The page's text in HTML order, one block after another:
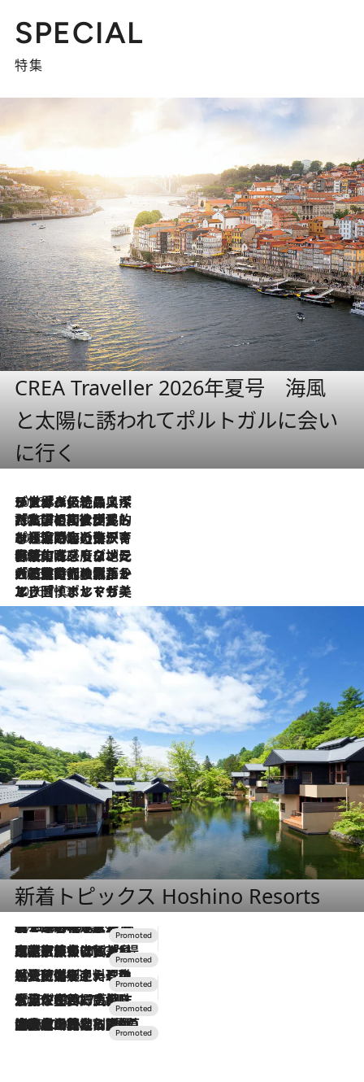
SPECIAL
特集
CREA Traveller 2026年夏号 海風
と太陽に誘われてポルトガルに会い
に行く
2026.8.8
リスボンの絶品スイーツ「パステル・デ・ナタ」とは？ポルトガル伝統の奥深い世界へ
2026.7.27
「私の祖国はポルトガル語です」国民的詩人フェルナンド・ペソアと、彼が愛した文学の街を歩く
2026.7.26
ポルトガル近海が育む極上の海の幸。キリリと冷えた白ワインと愉しむ、シーフード専門店の贅沢
2026.7.22
伝統の味をモダンに昇華。高感度な地元客が集う、リスボンの最旬ガストロノミー
2026.7.21
大航海時代の栄華から、震災、独裁、そして革命へ。ポルトガル・首都リスボンの石畳に刻まれた「歴史の光と影」
2026.7.13
エッセイ・ヤマザキマリ「慎ましくも美しき国 ポルトガル」
新着トピックス Hoshino Resorts
2026.8.7
【トンボの足水浴】ヒノキの香りに包まれて涼感マックス！約13℃の湧水かけ流しを避暑地「星野温泉 トンボの湯」で体験
2026.7.31
【ホテル帰省】という選択肢をOMOが提案。家族とほどよい距離を保つには「昼は実家、夜は気兼ねなくホテルで！」
2026.7.24
【夏限定ディナーコース】旬を迎える稚鮎や花ズッキーニなどをイタリア・トスカーナの郷土料理の手法で満喫！
2026.7.17
「土佐和ハーブかき氷」がOMO7高知に登場！生姜、山椒、大葉など目にも舌にも涼を呼ぶ郷土の味
2026.7.10
NEW OPEN！【界 草津】名湯の地に誕生。趣の異なる2種の温泉と上州ならではの会席・蕎麦割烹など美食を味わう究極の癒やし旅